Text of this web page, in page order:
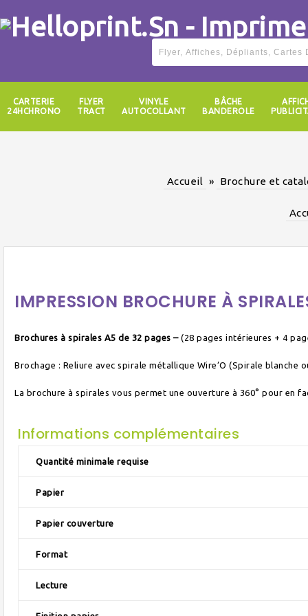
CARTERIE
24HCHRONO
FLYER
TRACT
VINYLE
AUTOCOLLANT
BÂCHE
BANDEROLE
Accueil » Brochure et
IMPRESSION BROCHURE À
Brochures à spirales A5 de 32 pages – (28 pages intérieures + 4
Brochage : Reliure avec spirale métallique Wire’O (Spirale blanche
La brochure à spirales vous permet une ouverture à 360° pour en
Informations complémentaires
Quantité minimale requise
Papier
Papier couverture
Format
Lecture